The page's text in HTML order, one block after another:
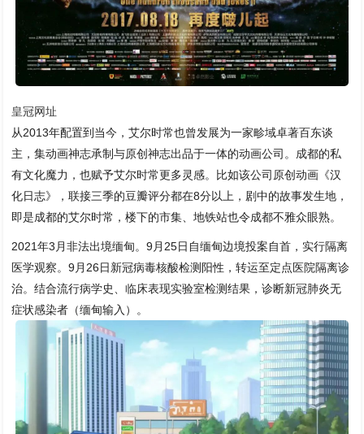
皇冠网址
从2013年配置到当今，艾尔时常也曾发展为一家畛域卓著百东谈
主，集动画神志承制与原创神志出品于一体的动画公司。成都的私
有文化魔力，也赋予艾尔时常更多灵感。比如该公司原创动画《汉
化日志》，联接三季的豆瓣评分都在8分以上，剧中的故事发生地，
即是成都的艾尔时常，楼下的市集、地铁站也令成都不雅众眼熟。
2021年3月非法出境缅甸。9月25日自缅甸边境投案自首，实行隔离
医学观察。9月26日新冠病毒核酸检测阳性，转运至定点医院隔离诊
治。结合流行病学史、临床表现实验室检测结果，诊断新冠肺炎无
症状感染者（缅甸输入）。